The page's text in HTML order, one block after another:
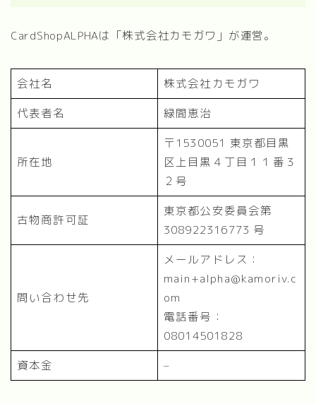
CardShopALPHAは「株式会社カモガワ」が運営。
会社名
株式会社カモガワ
代表者名
緑間恵治
所在地
〒1530051 東京都目黒
区上目黒４丁目１１番３
２号
古物商許可証
東京都公安委員会第
308922316773 号
問い合わせ先
メールアドレス：
main+alpha@kamoriv.c
om
電話番号：
08014501828
資本金
–